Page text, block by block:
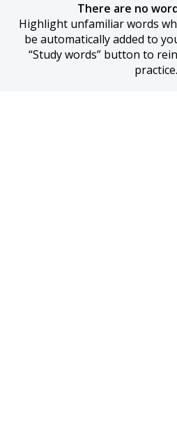
There are no
Highlight unfamiliar words
be automatically added to
“Study words” button to
practice.